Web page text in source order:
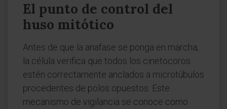
El punto de control del
huso mitótico
Antes de que la anafase se ponga en marcha,
la célula verifica que todos los cinetocoros
estén correctamente anclados a microtúbulos
procedentes de polos opuestos. Este
mecanismo de vigilancia se conoce como